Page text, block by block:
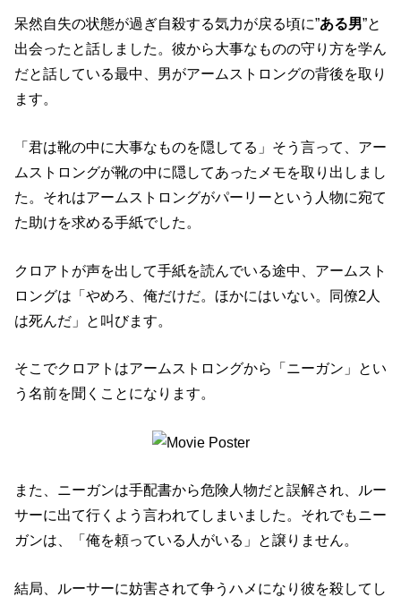
呆然自失の状態が過ぎ自殺する気力が戻る頃に”ある男”と
出会ったと話しました。彼から大事なものの守り方を学ん
だと話している最中、男がアームストロングの背後を取り
ます。
「君は靴の中に大事なものを隠してる」そう言って、アー
ムストロングが靴の中に隠してあったメモを取り出しまし
た。それはアームストロングがパーリーという人物に宛て
た助けを求める手紙でした。
クロアトが声を出して手紙を読んでいる途中、アームスト
ロングは「やめろ、俺だけだ。ほかにはいない。同僚2人
は死んだ」と叫びます。
そこでクロアトはアームストロングから「ニーガン」とい
う名前を聞くことになります。
また、ニーガンは手配書から危険人物だと誤解され、ルー
サーに出て行くよう言われてしまいました。それでもニー
ガンは、「俺を頼っている人がいる」と譲りません。
結局、ルーサーに妨害されて争うハメになり彼を殺してし